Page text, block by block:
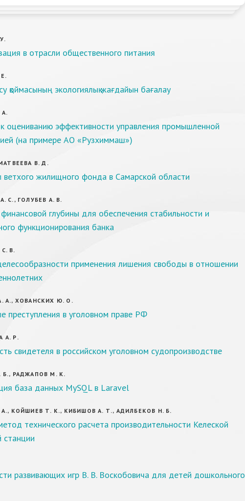
в отрасли общественного питания
қоймасының экологиялық жағдайын бағалау
оцениванию эффективности управления промышленной
(на примере АО «Рузхиммаш»)
В. Д.
жилищного фонда в Самарской области
С., ГОЛУБЕВ А. В.
глубины для обеспечения стабильности и
функционирования банка
В.
применения лишения свободы в отношении
А., ХОВАНСКИХ Ю. О.
преступления в уголовном праве РФ
А. Р.
свидетеля в российском уголовном судопроизводстве
Б., РАДЖАПОВ М. К.
база данных MySQL в Laravel
А., КОЙШИЕВ Т. К., КИБИШОВ А. Т., АДИЛБЕКОВ Н. Б.
технического расчета производительности Келеской
станции
развивающих игр В. В. Воскобовича для детей дошкольного